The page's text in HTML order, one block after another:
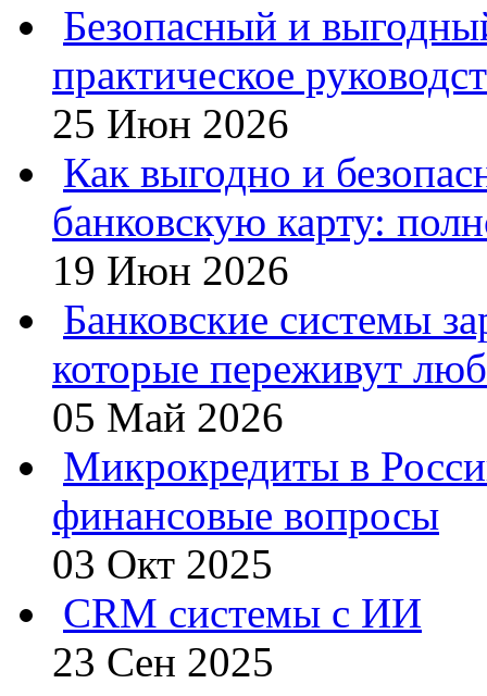
Безопасный и
практическое
25 Июн 2026
Как выгодно и
банковскую карту:
19 Июн 2026
Банковские системы
которые переживут
05 Май 2026
Микрокредиты в
финансовые вопросы
03 Окт 2025
CRM системы с ИИ
23 Сен 2025